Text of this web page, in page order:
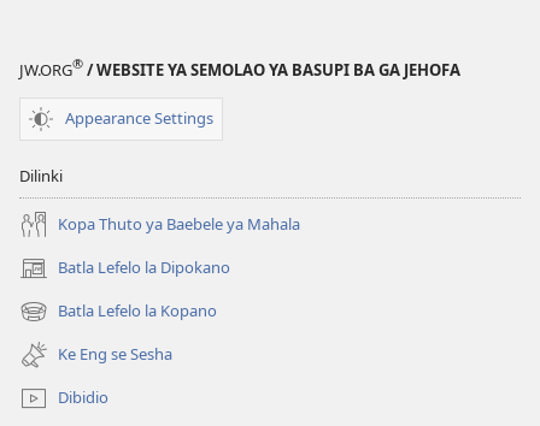
Tsenwa
JW.ORG® / WEBSITE YA SEMOLAO YA BASUPI BA GA JEHOFA
Appearance Settings
Dilinki
Kopa Thuto ya Baebele ya Mahala
Batla Lefelo la Dipokano
(e
bula
tsebe
nngwe)
Batla Lefelo la Kopano
(e
bula
tsebe
e
nngwe)
Ke Eng se Sesha
Dibidio